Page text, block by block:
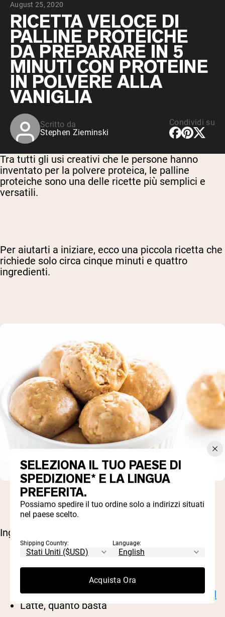
VEGAN PROTEIN Best Seller
Proteina di piselli
Shop All Vegan Protein
August 25, 2020
RICETTA VELOCE DI
PALLINE PROTEICHE
DA PREPARARE IN 5
MINUTI CON PROTEINE
IN POLVERE ALLA
VANIGLIA
Scritto da
Stephen Zieminski
Condividi su
Tra tutti gli usi creativi che le persone hanno
inventato per la polvere proteica, le palline
proteiche sono una delle ricette più semplici e
versatili.
Per aiutarti a iniziare, ecco una piccola ricetta che
richiede solo circa cinque minuti e quattro
ingredienti.
Ingredienti:
1/2 tazza di burro di frutta secca (a scelta)
3 cucchiai di miele
1/8 cucchiaino di sale
2/3 cupPolvere proteica alla vaniglia Naked
Latte, quanto basta
SELEZIONA IL TUO PAESE DI
SPEDIZIONE* E LA LINGUA
PREFERITA.
Possiamo spedire il tuo ordine solo a indirizzi situati
nel paese scelto.
Shipping Country: Language:
Acquista Ora